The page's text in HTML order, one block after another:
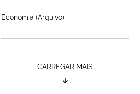
Economia (Arquivo)
CARREGAR MAIS